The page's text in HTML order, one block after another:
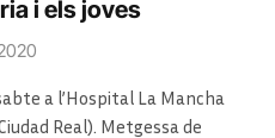
i els joves
a l’Hospital La Mancha
Real). Metgessa de